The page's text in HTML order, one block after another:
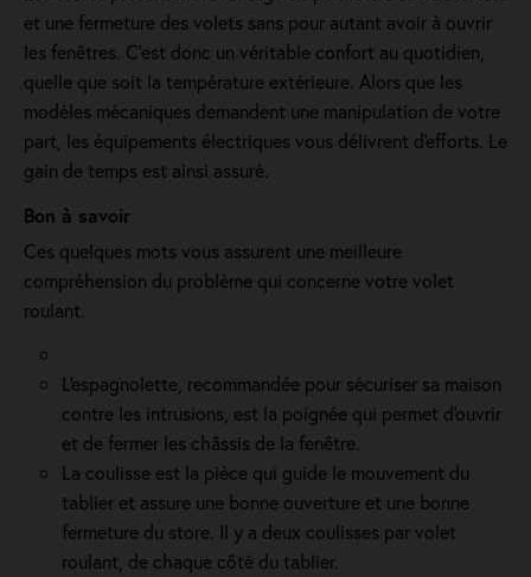
et une fermeture des volets sans pour autant avoir à ouvrir
les fenêtres. C’est donc un véritable confort au quotidien,
quelle que soit la température extérieure. Alors que les
modèles mécaniques demandent une manipulation de votre
part, les équipements électriques vous délivrent d'efforts. Le
gain de temps est ainsi assuré.
Bon à savoir
Ces quelques mots vous assurent une meilleure
compréhension du problème qui concerne votre volet
roulant.
L'espagnolette, recommandée pour sécuriser sa maison
contre les intrusions, est la poignée qui permet d'ouvrir
et de fermer les châssis de la fenêtre.
La coulisse est la pièce qui guide le mouvement du
tablier et assure une bonne ouverture et une bonne
fermeture du store. Il y a deux coulisses par volet
roulant, de chaque côté du tablier.